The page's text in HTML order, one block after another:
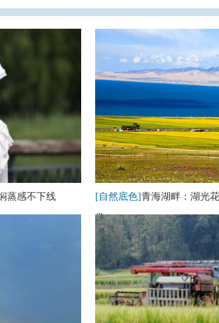
蒸感不下线 [自然底色]青海湖畔：湖光
卷